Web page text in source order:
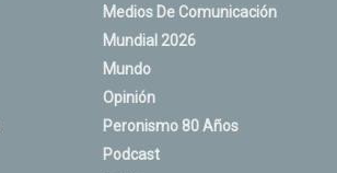
Medios De Comunicación
Mundial 2026
Mundo
Opinión
Peronismo 80 Años
Podcast